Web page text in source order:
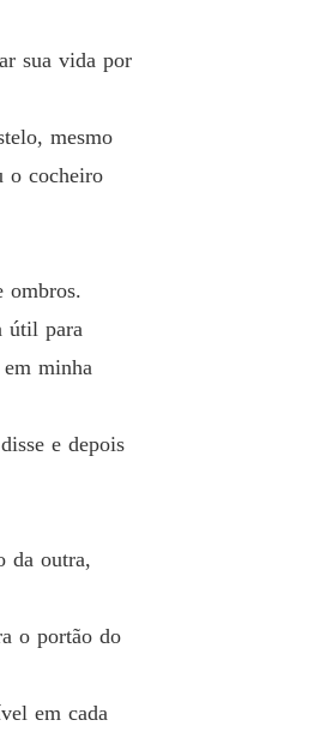
sua vida por
mesmo
o cocheiro
ombros.
útil para
minha
e depois
da outra,
o portão do
em cada
21/04/2022